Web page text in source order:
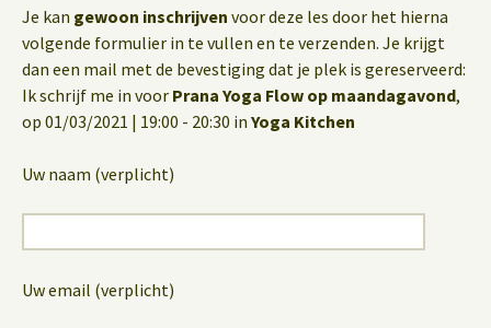
Je kan gewoon inschrijven voor deze les door het hierna
volgende formulier in te vullen en te verzenden. Je krijgt
dan een mail met de bevestiging dat je plek is gereserveerd:
Ik schrijf me in voor Prana Yoga Flow op maandagavond,
op 01/03/2021 | 19:00 - 20:30 in Yoga Kitchen
Uw naam (verplicht)
Uw email (verplicht)